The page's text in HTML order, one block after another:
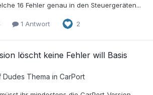
16 Fehler genau in den Steuergeräten...
1 Antwort 2
löscht keine Fehler will Basis
Dudes Thema in CarPort